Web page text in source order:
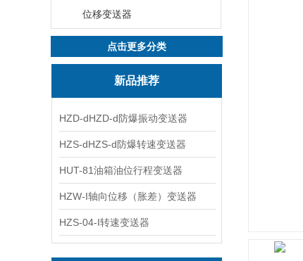
位移变送器
点击更多分类
新品推荐
HZD-dHZD-d防爆振动变送器
HZS-dHZS-d防爆转速变送器
HUT-81油箱油位行程变送器
HZW-I轴向位移（胀差）变送器
HZS-04-I转速变送器